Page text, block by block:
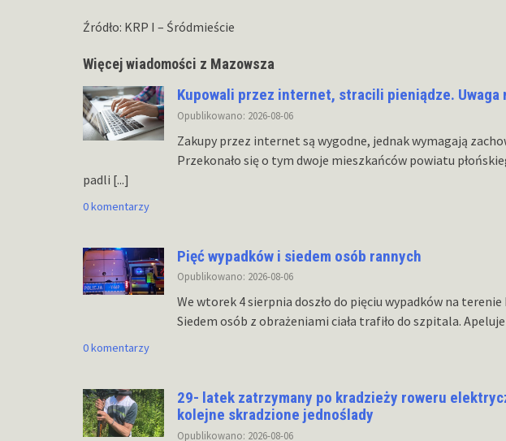
Źródło: KRP I – Śródmieście
Więcej wiadomości z Mazowsza
Kupowali przez internet, stracili pieniądze. Uwaga
Opublikowano: 2026-08-06
Zakupy przez internet są wygodne, jednak wymagają
Przekonało się o tym dwoje mieszkańców powiatu
padli [...]
0 komentarzy
Pięć wypadków i siedem osób rannych
Opublikowano: 2026-08-06
We wtorek 4 sierpnia doszło do pięciu wypadków na
Siedem osób z obrażeniami ciała trafiło do szpitala.
0 komentarzy
29- latek zatrzymany po kradzieży roweru
kolejne skradzione jednoślady
Opublikowano: 2026-08-06